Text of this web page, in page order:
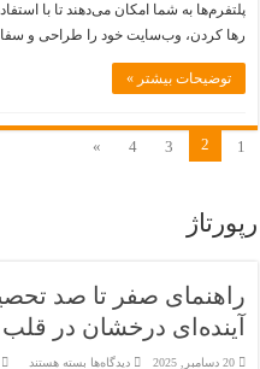
پلتفرم‌ها به شما امکان می‌دهند تا با
رها کردن، وب‌سایت خود را طراحی و
توضیحات بیشتر »
1
2
3
4
»
رپورتاژ
راهنمای صفر تا صد
آینده‌ای درخشان در قلب
20 دسامبر, 2025 دیدگاه‌ها برای
بسته هستند